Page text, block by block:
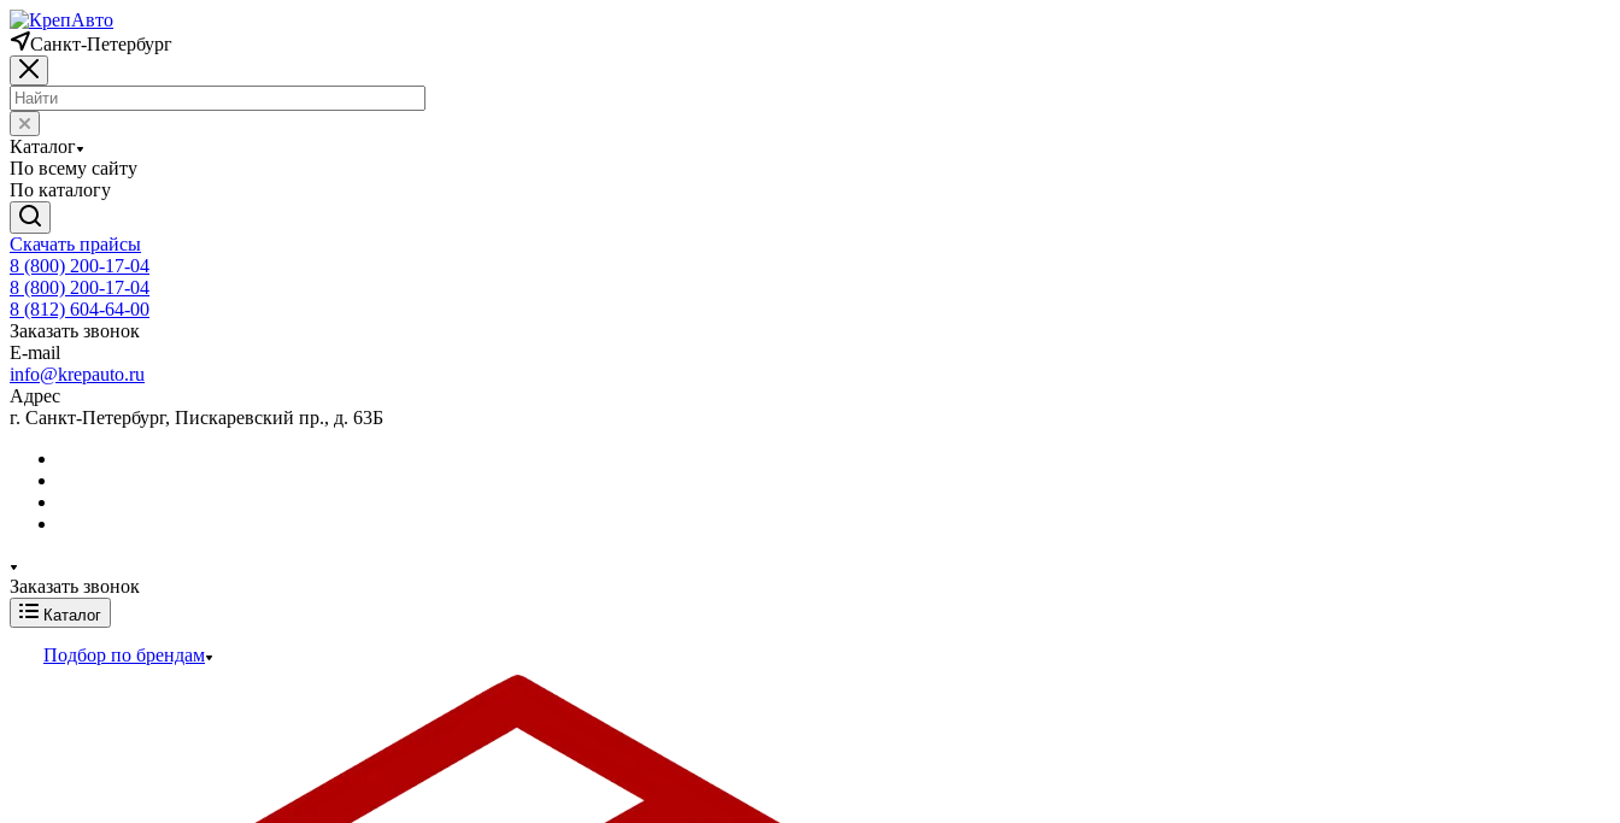
Санкт-Петербург
Каталог
По всему сайту
По каталогу
Скачать прайсы
8 (800) 200-17-04
8 (800) 200-17-04
8 (812) 604-64-00
Заказать звонок
E-mail
info@krepauto.ru
Адрес
г. Санкт-Петербург, Пискаревский пр., д. 63Б
Заказать звонок
Каталог
Подбор по брендам